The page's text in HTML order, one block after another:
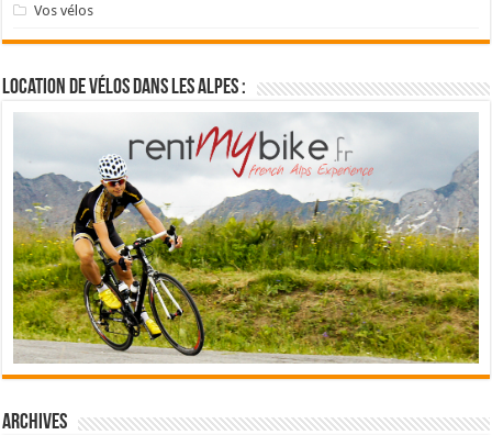
Vos vélos
Location de vélos dans les Alpes :
Archives